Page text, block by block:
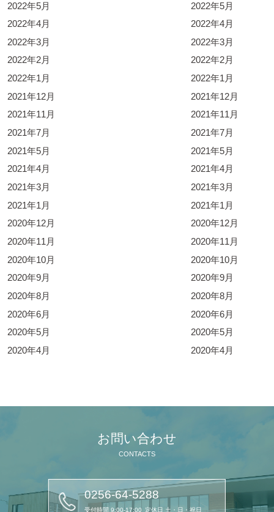
2022年5月
2022年4月
2022年3月
2022年2月
2022年1月
2021年12月
2021年11月
2021年7月
2021年5月
2021年4月
2021年3月
2021年1月
2020年12月
2020年11月
2020年10月
2020年9月
2020年8月
2020年6月
2020年5月
2020年4月
2022年5月
2022年4月
2022年3月
2022年2月
2022年1月
2021年12月
2021年11月
2021年7月
2021年5月
2021年4月
2021年3月
2021年1月
2020年12月
2020年11月
2020年10月
2020年9月
2020年8月
2020年6月
2020年5月
2020年4月
お問い合わせ
CONTACTS
0256-64-5288
受付時間 9:00-17:00 定休日 土・日・祝日